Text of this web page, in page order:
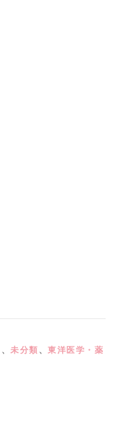
、 未分類 、 東洋医学・薬